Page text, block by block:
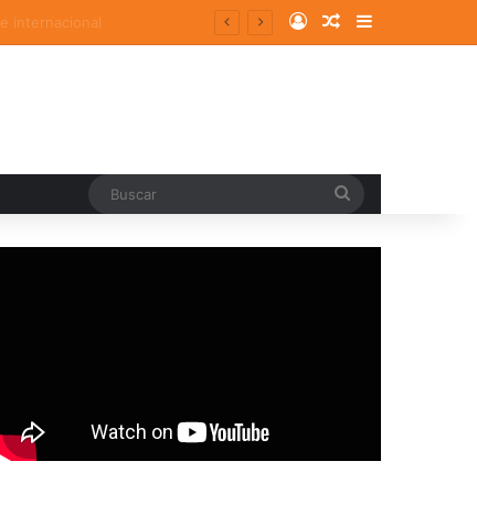
Log InRandom Article
Sidebar